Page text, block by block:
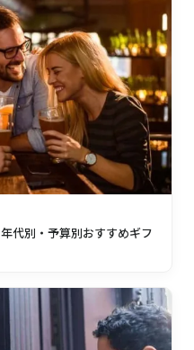
代別・予算別おすすめギフ